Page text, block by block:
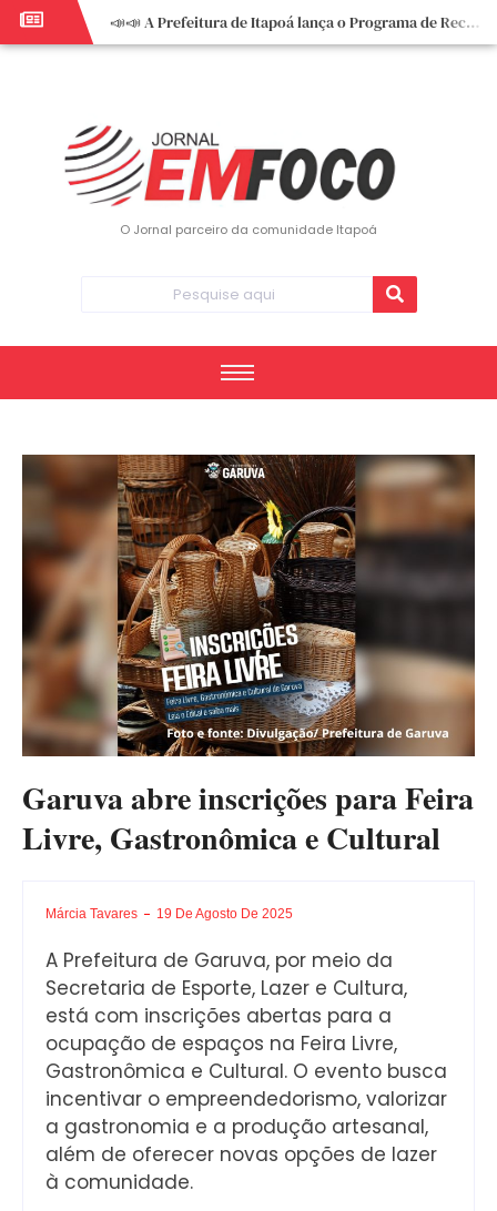
📣📣 A Prefeitura de Itapoá lança o Programa de Recuperação Fiscal (REFIS).
📢 Empreendedor do turismo, esta oportunidade é para você! Itapoá – SC.
O Jornal parceiro da comunidade Itapoá
Garuva abre inscrições para Feira
Livre, Gastronômica e Cultural
Márcia Tavares 19 De Agosto De 2025
A Prefeitura de Garuva, por meio da
Secretaria de Esporte, Lazer e Cultura,
está com inscrições abertas para a
ocupação de espaços na Feira Livre,
Gastronômica e Cultural. O evento busca
incentivar o empreendedorismo, valorizar
a gastronomia e a produção artesanal,
além de oferecer novas opções de lazer
à comunidade.